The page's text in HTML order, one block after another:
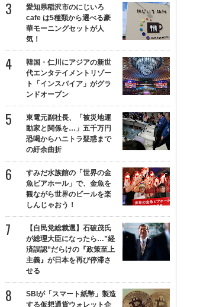
愛知県稲沢市のにじいろ
cafe は5種類から選べる豪
華モーニングセットが人
気！
韓国・仁川にアジアの新世
代エンタテイメントリゾー
ト「インスパイア」がグラ
ンドオープン
東電元副社長、「被災地運
動家と関係を…」五千万円
恐喝からハニトラ疑惑まで
の紆余曲折
すみだ水族館の「世界の金
魚ビアホール」で、金魚を
観ながら世界のビールを楽
しんじゃおう！
【自民党総裁選】石破茂氏
が総理大臣になったら…”経
済誤認”だらけの『政策至上
主義』が日本を再び停滞さ
せる
SBIが「スマート紙幣」製造
する仮想通貨ウォレット企